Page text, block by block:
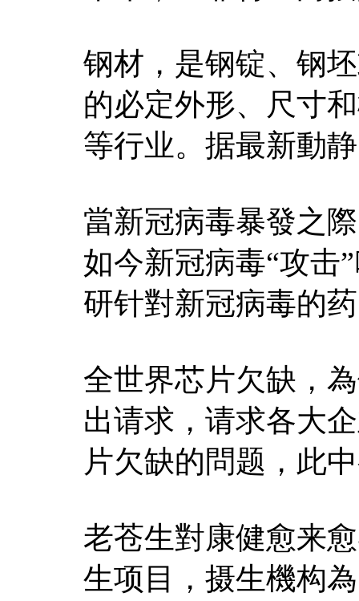
钢材，是钢锭、钢
的必定外形、尺寸
等行业。据最新動
當新冠病毒暴發之
如今新冠病毒“攻击
研针對新冠病毒的
全世界芯片欠缺，
出请求，请求各大
片欠缺的問题，此
老苍生對康健愈来
生项目，摄生機构